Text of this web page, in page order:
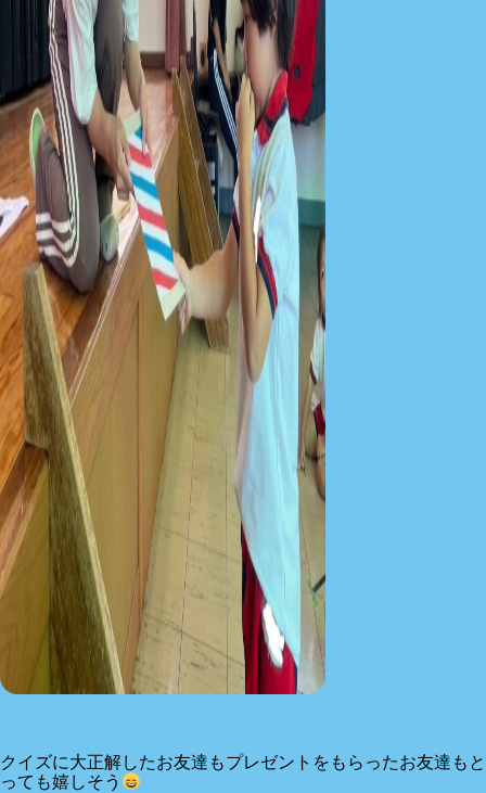
クイズに大正解したお友達もプレゼントをもらったお友達もと
っても嬉しそう